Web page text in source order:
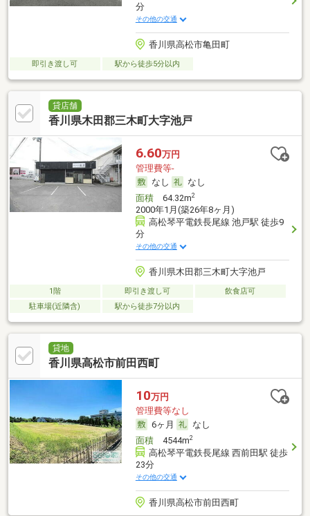
分
その他の交通
香川県高松市亀田町
即引き渡し可 駅から徒歩5分以内
貸店舗
香川県木田郡三木町大字池戸
6.60万円
管理費等-
なし
なし
面積64.32m2
2000年1月(築26年8ヶ月)
高松琴平電鉄長尾線 池戸駅 徒歩9
分
その他の交通
香川県木田郡三木町大字池戸
1階 即引き渡し可
飲食店可
駐車場(近隣含)
駅から徒歩7分以内
貸地
香川県高松市前田西町
10万円
管理費等なし
6ヶ月
なし
面積4544m2
高松琴平電鉄長尾線 西前田駅 徒歩
23分
その他の交通
香川県高松市前田西町